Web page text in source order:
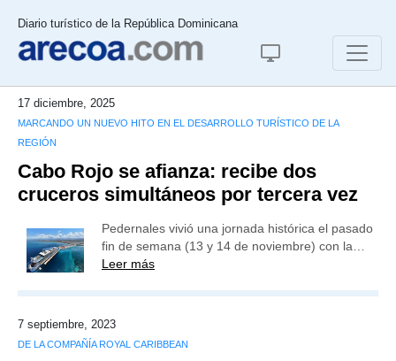
Diario turístico de la República Dominicana
17 diciembre, 2025
MARCANDO UN NUEVO HITO EN EL DESARROLLO TURÍSTICO DE LA
REGIÓN
Cabo Rojo se afianza: recibe dos
cruceros simultáneos por tercera vez
Pedernales vivió una jornada histórica el pasado
fin de semana (13 y 14 de noviembre) con la…
Leer más
7 septiembre, 2023
DE LA COMPAÑÍA ROYAL CARIBBEAN